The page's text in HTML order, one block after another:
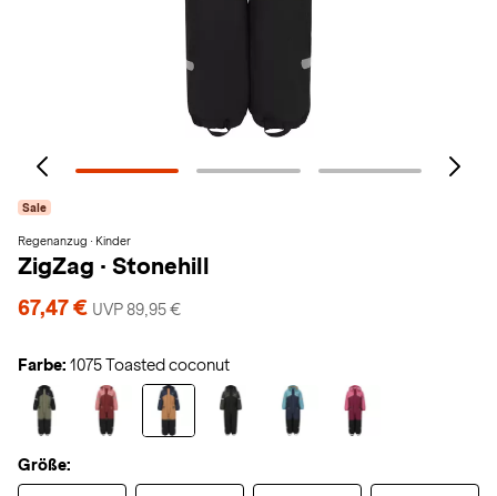
Sale
Regenanzug · Kinder
ZigZag · Stonehill
67,47 € UVP 89,95 €
Farbe: 1075 Toasted coconut
Größe: